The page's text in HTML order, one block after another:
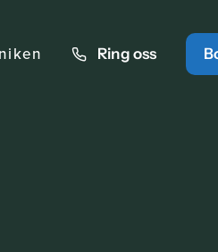
Ring oss